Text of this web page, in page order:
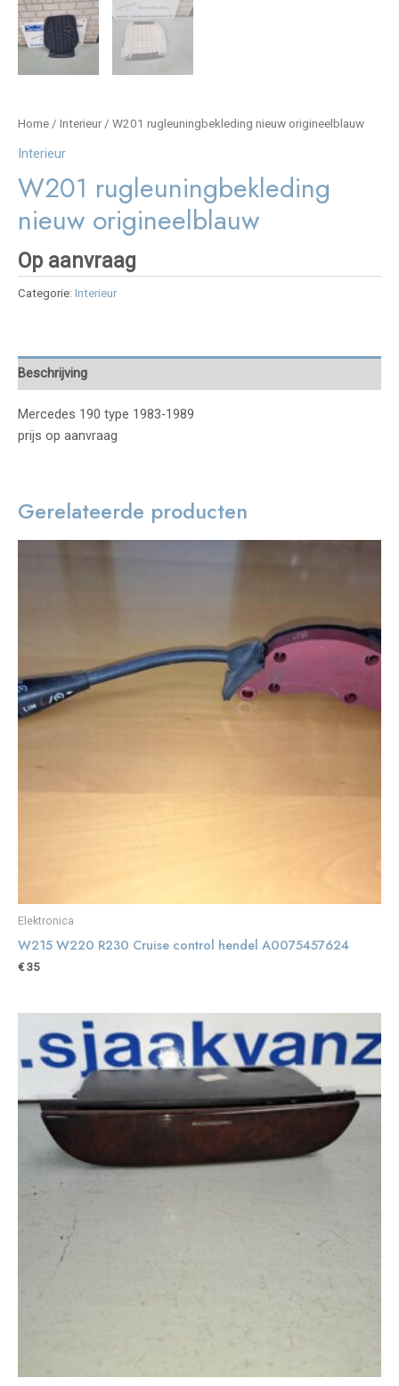
Home / Interieur/ W201 rugleuningbekleding nieuw origineelblauw
Interieur
W201 rugleuningbekleding
nieuw origineelblauw
Op aanvraag
Categorie: Interieur
Beschrijving
Mercedes 190 type 1983-1989
prijs op aanvraag
Gerelateerde producten
Elektronica
W215 W220 R230 Cruise control hendel A0075457624
€35